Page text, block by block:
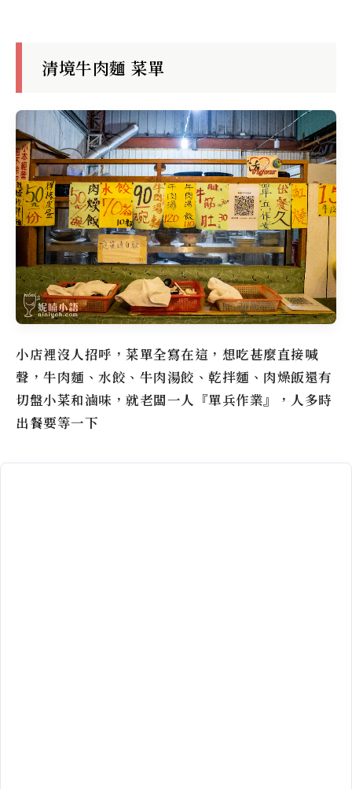
清境牛肉麵 菜單
小店裡沒人招呼，菜單全寫在這，想吃甚麼直接喊
聲，牛肉麵、水餃、牛肉湯餃、乾拌麵、肉燥飯還有
切盤小菜和滷味，就老闆一人『單兵作業』，人多時
出餐要等一下